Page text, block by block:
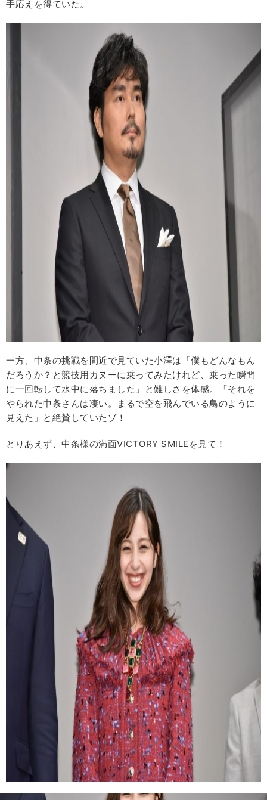
手応えを得ていた。
一方、中条の挑戦を間近で見ていた小澤は「僕もどんなもん
だろうか？と競技用カヌーに乗ってみたけれど、乗った瞬間
に一回転して水中に落ちました」と難しさを体感。「それを
やられた中条さんは凄い。まるで空を飛んでいる鳥のように
見えた」と絶賛していたゾ！
とりあえず、中条様の満面VICTORY SMILEを見て！